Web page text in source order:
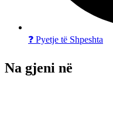
❓ Pyetje të Shpeshta
Na gjeni në